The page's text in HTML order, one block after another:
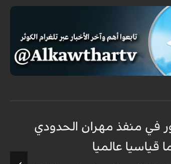
في منفذ مهران الحدودي
عالميا